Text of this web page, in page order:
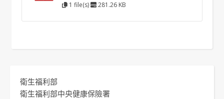
1 file(s) 281.26 KB
衛生福利部
衛生福利部中央健康保險署